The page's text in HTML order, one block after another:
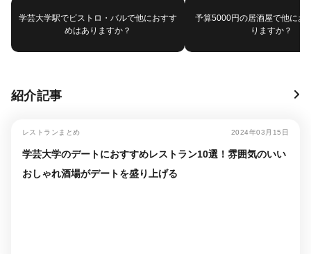
学芸大学駅でビストロ・バルで他におすす
めはありますか？
予算5000円の居酒屋で他にお
りますか？
紹介記事
レストランまとめ 2024年03月15日
学芸大学のデートにおすすめレストラン10選！雰囲気のいい
おしゃれ酒場がデートを盛り上げる